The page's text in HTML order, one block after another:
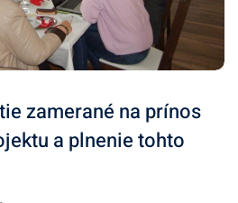
zamerané na prínos
a plnenie tohto